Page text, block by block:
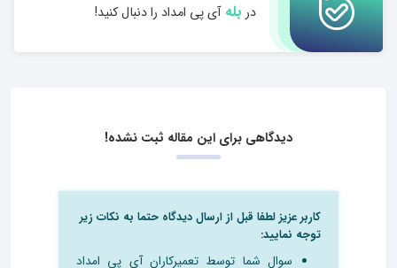
در بلهآی پی امداد را دنبال کنید!
دیدگاهی برای این مقاله ثبت نشده!
کاربر عزیز لطفا قبل از ارسال دیدگاه حتما به نکات زیر
توجه نمایید:
سوال شما توسط تعمیرکاران آی پی امداد